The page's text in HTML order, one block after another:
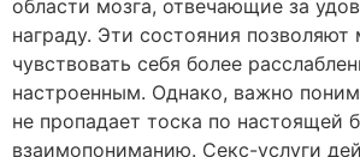
области мозга, отвечающие за
награду. Эти состояния
чувствовать себя более
настроенным. Однако, важно
не пропадает тоска по настоящей
взаимопониманию. Секс-услуги